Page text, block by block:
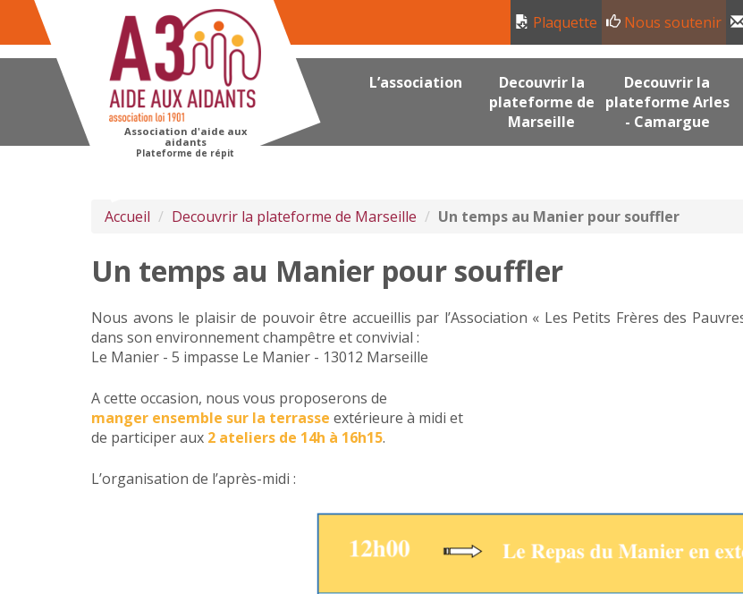
Association d'aide aux
aidants
Plateforme de répit
Plaquette Nous soutenir
L’association
Decouvrir la
plateforme de
Marseille
Decouvrir la
plateforme Arles
- Camargue
Accueil Decouvrir la plateforme de Marseille Un temps au Manier pour souffler
Un temps au Manier pour souffler
Nous avons le plaisir de pouvoir être accueillis par l’Association « Les Petits Frères des
dans son environnement champêtre et convivial :
Le Manier - 5 impasse Le Manier - 13012 Marseille
A cette occasion, nous vous proposerons de
manger ensemble sur la terrasse extérieure à midi et
de participer aux 2 ateliers de 14h à 16h15.
L’organisation de l’après-midi :
Panneau de gestion des cookies